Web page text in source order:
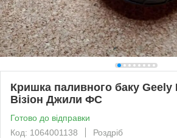
Кришка паливного баку Geely
Візіон Джили ФС
Готово до відправки
Код: 1064001138
Роздріб